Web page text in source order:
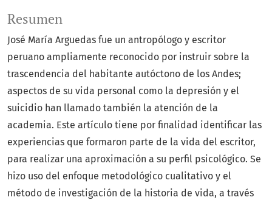
Resumen
José María Arguedas fue un antropólogo y escritor
peruano ampliamente reconocido por instruir sobre la
trascendencia del habitante autóctono de los Andes;
aspectos de su vida personal como la depresión y el
suicidio han llamado también la atención de la
academia. Este artículo tiene por finalidad identificar las
experiencias que formaron parte de la vida del escritor,
para realizar una aproximación a su perfil psicológico. Se
hizo uso del enfoque metodológico cualitativo y el
método de investigación de la historia de vida, a través